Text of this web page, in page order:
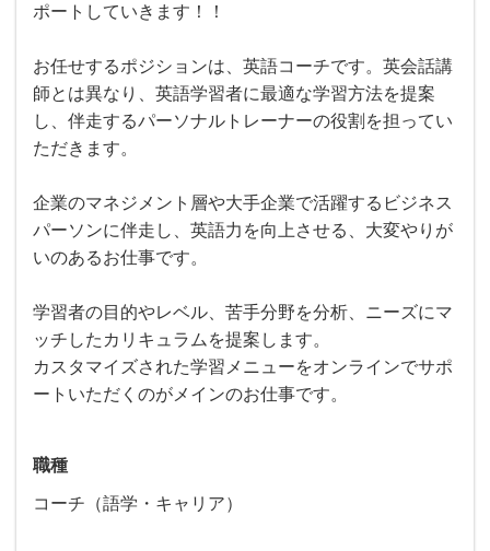
ポートしていきます！！
お任せするポジションは、英語コーチです。英会話講
師とは異なり、英語学習者に最適な学習方法を提案
し、伴走するパーソナルトレーナーの役割を担ってい
ただきます。
企業のマネジメント層や大手企業で活躍するビジネス
パーソンに伴走し、英語力を向上させる、大変やりが
いのあるお仕事です。
学習者の目的やレベル、苦手分野を分析、ニーズにマ
ッチしたカリキュラムを提案します。
カスタマイズされた学習メニューをオンラインでサポ
ートいただくのがメインのお仕事です。
職種
コーチ（語学・キャリア）